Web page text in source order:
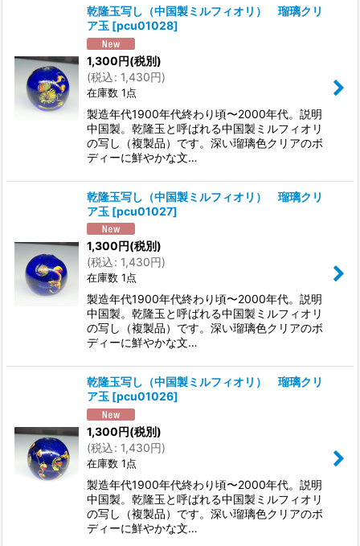
乾隆玉写し（中国製ミルフィオリ） 瑠璃クリ
ア玉 [pcu01028]
1,300円(税別)
(税込: 1,430円)
在庫数 1点
製造年代1900年代終わり頃〜2000年代。説明
中国製。乾隆玉と呼ばれる中国製ミルフィオリ
の写し（複製品）です。深い瑠璃色クリアのボ
ディーに鮮やかな文…
乾隆玉写し（中国製ミルフィオリ） 瑠璃クリ
ア玉 [pcu01027]
1,300円(税別)
(税込: 1,430円)
在庫数 1点
製造年代1900年代終わり頃〜2000年代。説明
中国製。乾隆玉と呼ばれる中国製ミルフィオリ
の写し（複製品）です。深い瑠璃色クリアのボ
ディーに鮮やかな文…
乾隆玉写し（中国製ミルフィオリ） 瑠璃クリ
ア玉 [pcu01026]
1,300円(税別)
(税込: 1,430円)
在庫数 1点
製造年代1900年代終わり頃〜2000年代。説明
中国製。乾隆玉と呼ばれる中国製ミルフィオリ
の写し（複製品）です。深い瑠璃色クリアのボ
ディーに鮮やかな文…